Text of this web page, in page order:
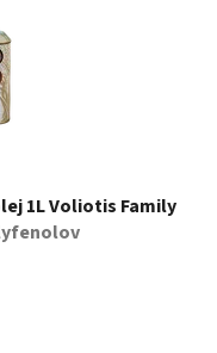
1L Voliotis Family